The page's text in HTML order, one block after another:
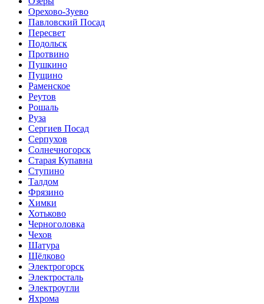
Орехово-Зуево
Павловский Посад
Пересвет
Подольск
Протвино
Пушкино
Пущино
Раменское
Реутов
Рошаль
Руза
Сергиев Посад
Серпухов
Солнечногорск
Старая Купавна
Ступино
Талдом
Фрязино
Химки
Хотьково
Черноголовка
Чехов
Шатура
Щёлково
Электрогорск
Электросталь
Электроугли
Яхрома